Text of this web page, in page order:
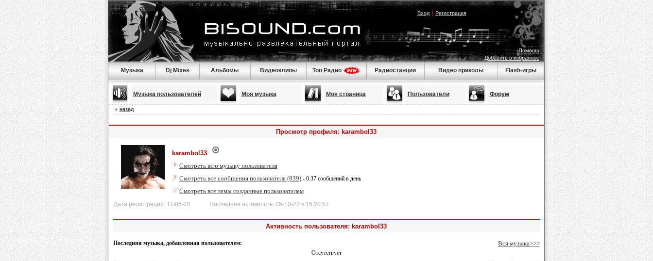
Вход| Регистрация
Помощь
Добавить в избранное
Музыка Dj Mixes Альбомы Видеоклипы Топ Радио Радиостанции Видео приколы Flash-игры
Музыка пользователей Моя музыка Моя страница Пользователи Форум
назад
Просмотр профиля: karambol33
karambol33
Смотреть всю музыку пользователя
Смотреть все сообщения пользователя (839)- 0.37 сообщений в день
Смотреть все темы созданные пользователем
Дата регистрации: 11-06-20 Последняя активность: 05-10-23 в 15:20:57
Активность пользователя: karambol33
Последняя музыка, добавленная пользователем: Вся музыка>>>
Отсутствует